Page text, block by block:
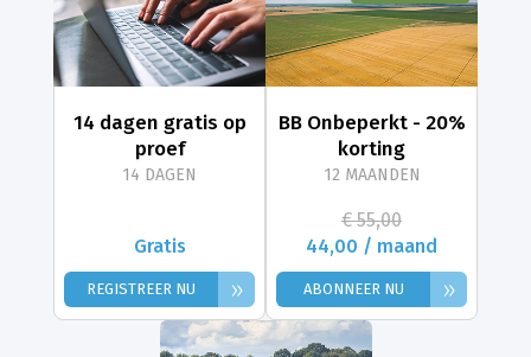
14 dagen gratis op
proef
14 DAGEN
Gratis
REGISTREER NU »
BB Onbeperkt - 20%
korting
12 MAANDEN
€ 55,00
44,00 / maand
ABONNEER NU »